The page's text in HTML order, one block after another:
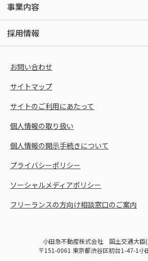
事業内容
採用情報
お問い合わせ
サイトマップ
サイトのご利用にあたって
個人情報の取り扱い
個人情報の開示手続きについて
プライバシーポリシー
ソーシャルメディアポリシー
フリーランスの方向け相談窓口のご案内
小田急不動産株式会社 国土交通大臣
〒151-0061 東京都渋谷区初台1-47-1小